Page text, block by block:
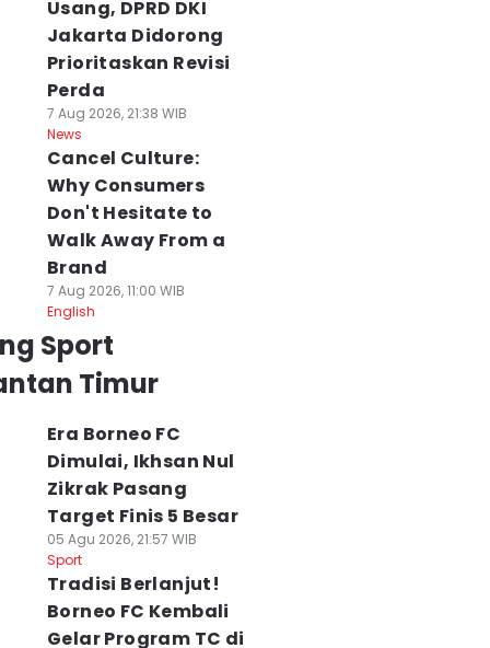
Usang, DPRD DKI
Jakarta Didorong
Prioritaskan Revisi
Perda
7 Aug 2026, 21:38 WIB
News
Cancel Culture:
Why Consumers
Don't Hesitate to
Walk Away From a
Brand
7 Aug 2026, 11:00 WIB
English
Sport
Timur
Era Borneo FC
Dimulai, Ikhsan Nul
Zikrak Pasang
Target Finis 5 Besar
05 Agu 2026, 21:57 WIB
Sport
Tradisi Berlanjut!
Borneo FC Kembali
Gelar Program TC di